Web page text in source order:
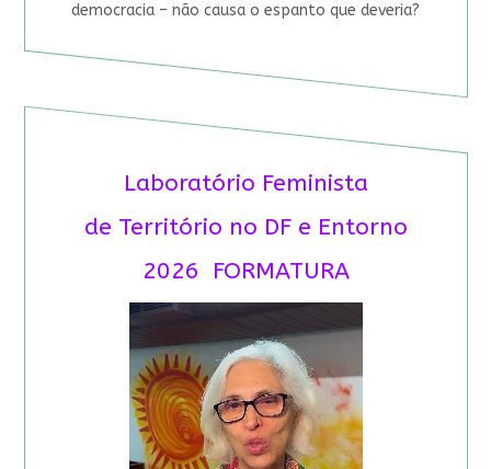
democracia – não causa o espanto que deveria?
Laboratório Feminista
de Território no DF e Entorno
2026 FORMATURA